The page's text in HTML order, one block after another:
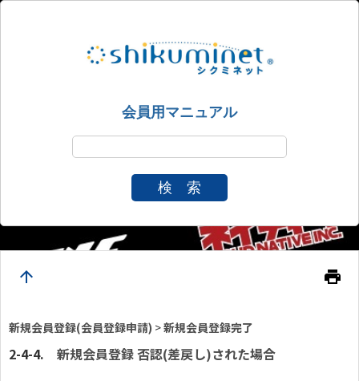
会員用マニュアル
検 索
arrow_upward print
新規会員登録(会員登録申請) >新規会員登録完了
新規会員登録 否認(差戻し)された場合